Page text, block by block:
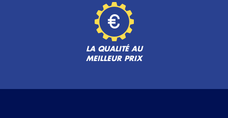
LA QUALITÉ AU
MEILLEUR PRIX